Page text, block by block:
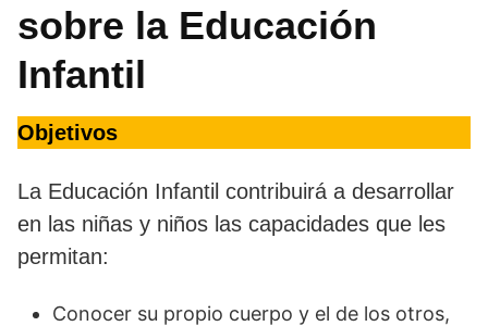
sobre la Educación
Infantil
Objetivos
La Educación Infantil contribuirá a desarrollar
en las niñas y niños las capacidades que les
permitan:
Conocer su propio cuerpo y el de los otros,